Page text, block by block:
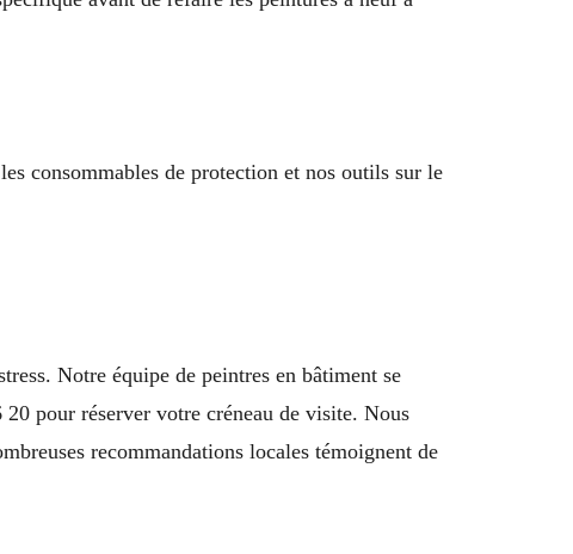
consommables de protection et nos outils sur le
Notre équipe de peintres en bâtiment se
20 pour réserver votre créneau de visite. Nous
recommandations locales témoignent de